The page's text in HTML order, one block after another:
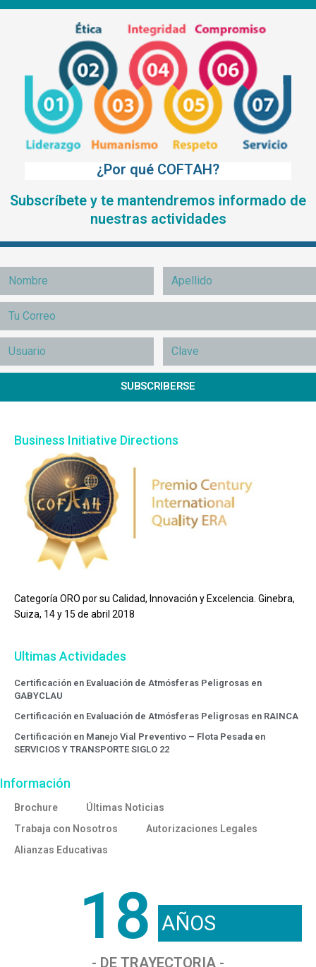
¿Por qué COFTAH?
Subscríbete y te mantendremos informado de
nuestras actividades
SUBSCRIBERSE
Business Initiative Directions
Categoría ORO por su Calidad, Innovación y Excelencia. Ginebra,
Suiza, 14 y 15 de abril 2018
Ultimas Actividades
Certificación en Evaluación de Atmósferas Peligrosas en
GABYCLAU
Certificación en Evaluación de Atmósferas Peligrosas en RAINCA
Certificación en Manejo Vial Preventivo – Flota Pesada en
SERVICIOS Y TRANSPORTE SIGLO 22
Información
Brochure
Últimas Noticias
Trabaja con Nosotros
Autorizaciones Legales
Alianzas Educativas
18 AÑOS
- DE TRAYECTORIA -